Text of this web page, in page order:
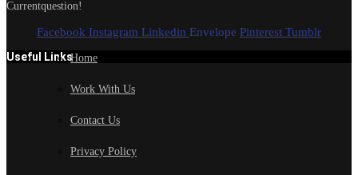
Currentquestion!
Facebook Instagram Linkedin Envelope Pinterest Tumblr
Useful LinksHome
Work With Us
Contact Us
Privacy Policy